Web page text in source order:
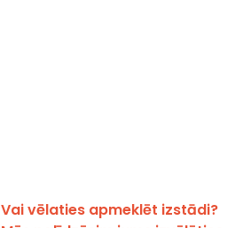
Vai vēlaties apmeklēt izstādi?